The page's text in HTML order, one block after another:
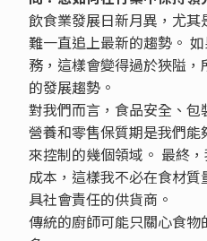
飲食業發展日新月異，尤
難一直追上最新的趨勢。
務，這樣會變得過於狹隘
的發展趨勢。
對我們而言，食品安全、
營養和零售保質期是我們
來控制的幾個領域。 最終
成本，這樣我不必在食材
具社會責任的供貨商。
傳統的廚師可能只關心食